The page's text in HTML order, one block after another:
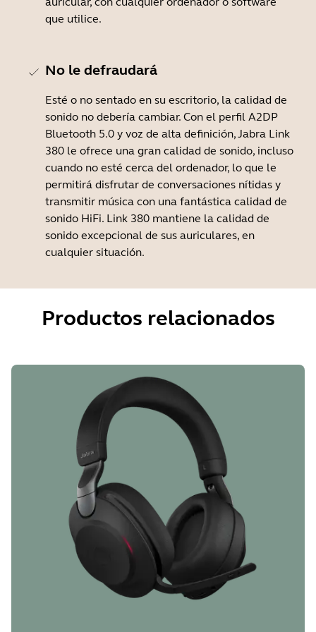
que utilice.
No le defraudará
Esté o no sentado en su escritorio, la calidad de
sonido no debería cambiar. Con el perfil A2DP
Bluetooth 5.0 y voz de alta definición, Jabra Link
380 le ofrece una gran calidad de sonido, incluso
cuando no esté cerca del ordenador, lo que le
permitirá disfrutar de conversaciones nítidas y
transmitir música con una fantástica calidad de
sonido HiFi. Link 380 mantiene la calidad de
sonido excepcional de sus auriculares, en
cualquier situación.
Productos relacionados